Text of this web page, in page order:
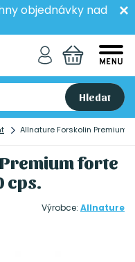
objednávky nad
Hledat
Allnature Forskolin Premium
forte
cps.
Výrobce: Allnature